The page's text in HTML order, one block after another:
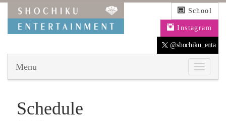
School
Instagram
@shochiku_enta
Menu
Schedule